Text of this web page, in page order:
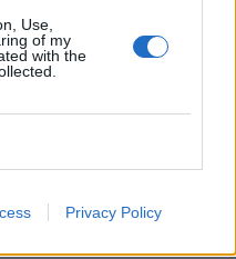
Use,
of my
with the
Privacy Policy
Νέοι ασφάλτινοι αγώνες
Κινητές Ιατρικές